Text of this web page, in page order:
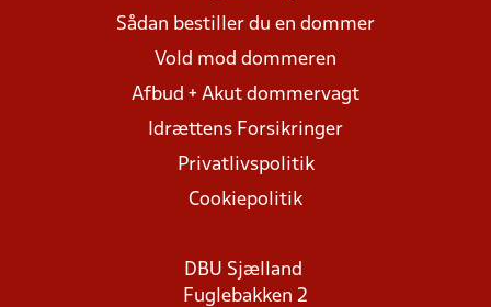
Sådan bestiller du en dommer
Vold mod dommeren
Afbud + Akut dommervagt
Idrættens Forsikringer
Privatlivspolitik
Cookiepolitik
DBU Sjælland
Fuglebakken 2